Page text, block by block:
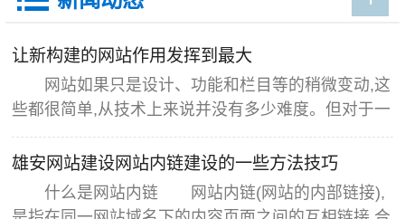
让新构建的网站作用发挥到最大
网站如果只是设计、功能和栏目等的稍微变动,这
些都很简单,从技术上来说并没有多少难度。但对于一
些对搜索引擎特别不友好的网站,如果没有针对性的改
版,相当于只给网站换了一个外壳,对于网站本身的发
展来说,没有多大的作用。所以,不管是需要改版还是
重新建设,都要先认真分析,做好网站整体规划,找出网
雄安网站建设网站内链建设的一些方法技巧
什么是网站内链 网站内链(网站的内部链接),